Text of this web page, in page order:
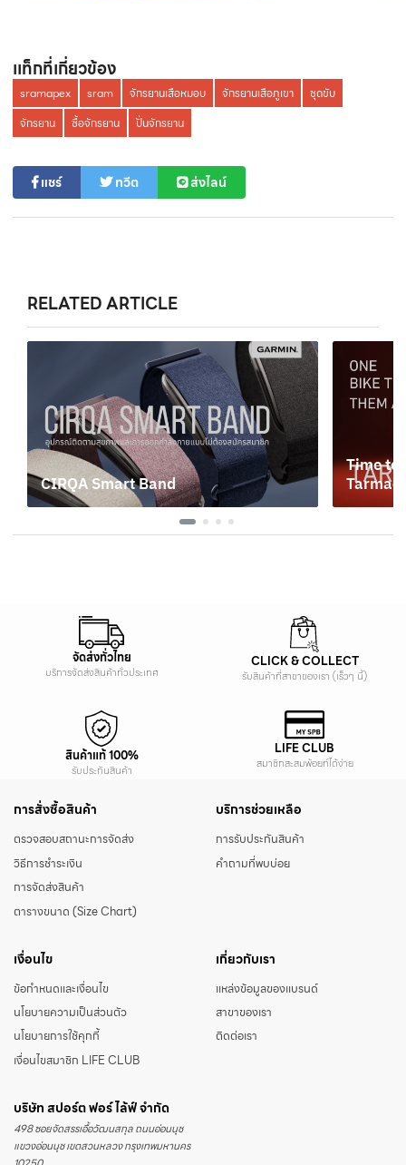
เเท็กที่เกี่ยวข้อง
sramapex sram จักรยานเสือหมอบ จักรยานเสือภูเขา
ชุดขับ
จักรยาน
ซื้อจักรยาน ปั่นจักรยาน
แชร์ ทวีต ส่งไลน์
RELATED ARTICLE
CIRQA Smart Band
4 สิงหาคม 2569
Time to
Tarmac
จัดส่งทั่วไทย
บริการจัดส่งสินค้าทั่วประเทศ
CLICK & COLLECT
รับสินค้าที่สาขาของเรา (เร็วๆ นี้)
สินค้าแท้ 100%
รับประกันสินค้า
LIFE CLUB
สมาชิกสะสมพ้อยท์ได้ง่าย
การสั่งซื้อสินค้า
ตรวจสอบสถานะการจัดส่ง
วิธีการชำระเงิน
การจัดส่งสินค้า
ตารางขนาด (Size Chart)
บริการช่วยเหลือ
การรับประกันสินค้า
คำถามที่พบบ่อย
เงื่อนไข
ข้อกำหนดและเงื่อนไข
นโยบายความเป็นส่วนตัว
นโยบายการใช้คุกกี้
เงื่อนไขสมาชิก LIFE CLUB
เกี่ยวกับเรา
แหล่งข้อมูลของแบรนด์
สาขาของเรา
ติดต่อเรา
บริษัท สปอร์ต ฟอร์ ไล้ฟ์ จำกัด
498 ซอยจัดสรรเอื้อวัฒนสกุล ถนนอ่อนนุช
แขวงอ่อนนุช เขตสวนหลวง กรุงเทพมหานคร